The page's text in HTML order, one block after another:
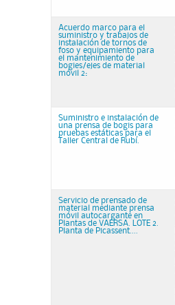
Acuerdo marco para el
suministro y trabajos de
instalación de tornos de
foso y equipamiento para
el mantenimiento de
bogies/ejes de material
móvil 2:
Suministro e instalación de
una prensa de bogis para
pruebas estáticas para el
Taller Central de Rubí.
Servicio de prensado de
material mediante prensa
móvil autocargante en
Plantas de VAERSA. LOTE 2.
Planta de Picassent....